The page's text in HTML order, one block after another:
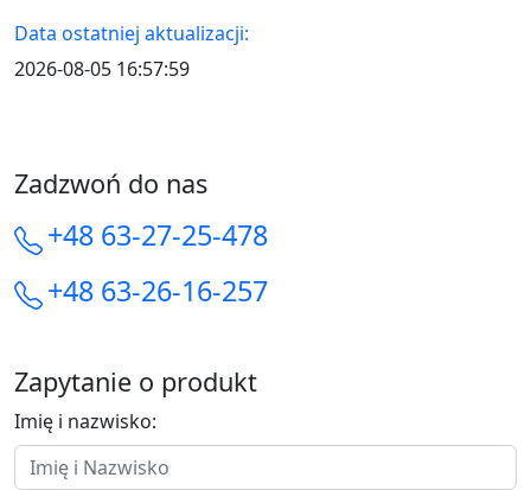
Data ostatniej aktualizacji:
2026-08-05 16:57:59
Zadzwoń do nas
+48 63-27-25-478
+48 63-26-16-257
Zapytanie o produkt
Imię i nazwisko: